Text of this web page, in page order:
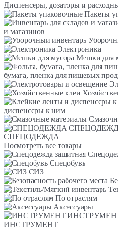
Диспенсеры, дозаторы и
Пакеты
и магазинов
Электроника
Мешки для
бумага, пленка для пищевых
диспенсеры к ним
СПЕЦОДЕЖДА
Посмотреть все товары
Спецобувь
СИЗ
По отраслям
Аксессуары
ИНСТРУМЕНТ